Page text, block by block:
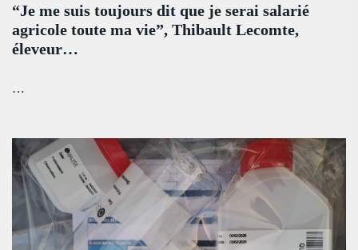
“Je me suis toujours dit que je serai salarié
agricole toute ma vie”, Thibault Lecomte,
éleveur…
…